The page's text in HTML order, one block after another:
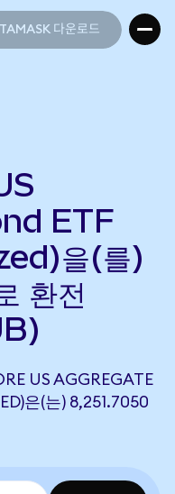
다운로드
ETF
을(를)
환전
US AGGREGATE
은(는) 8,251.7050